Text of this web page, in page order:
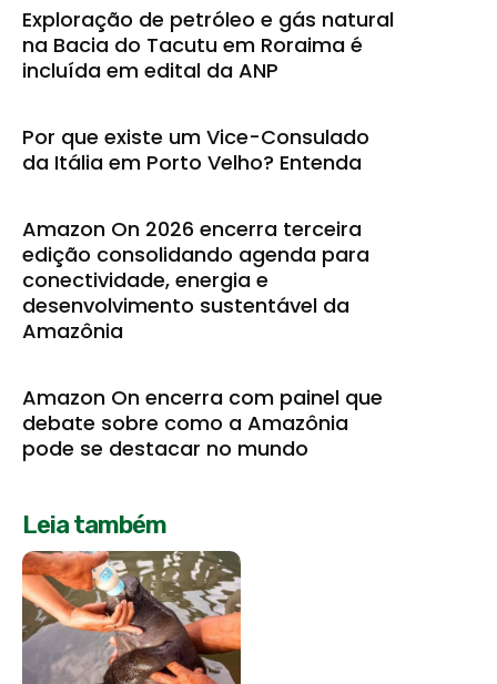
Exploração de petróleo e gás natural
na Bacia do Tacutu em Roraima é
incluída em edital da ANP
Por que existe um Vice-Consulado
da Itália em Porto Velho? Entenda
Amazon On 2026 encerra terceira
edição consolidando agenda para
conectividade, energia e
desenvolvimento sustentável da
Amazônia
Amazon On encerra com painel que
debate sobre como a Amazônia
pode se destacar no mundo
Leia também